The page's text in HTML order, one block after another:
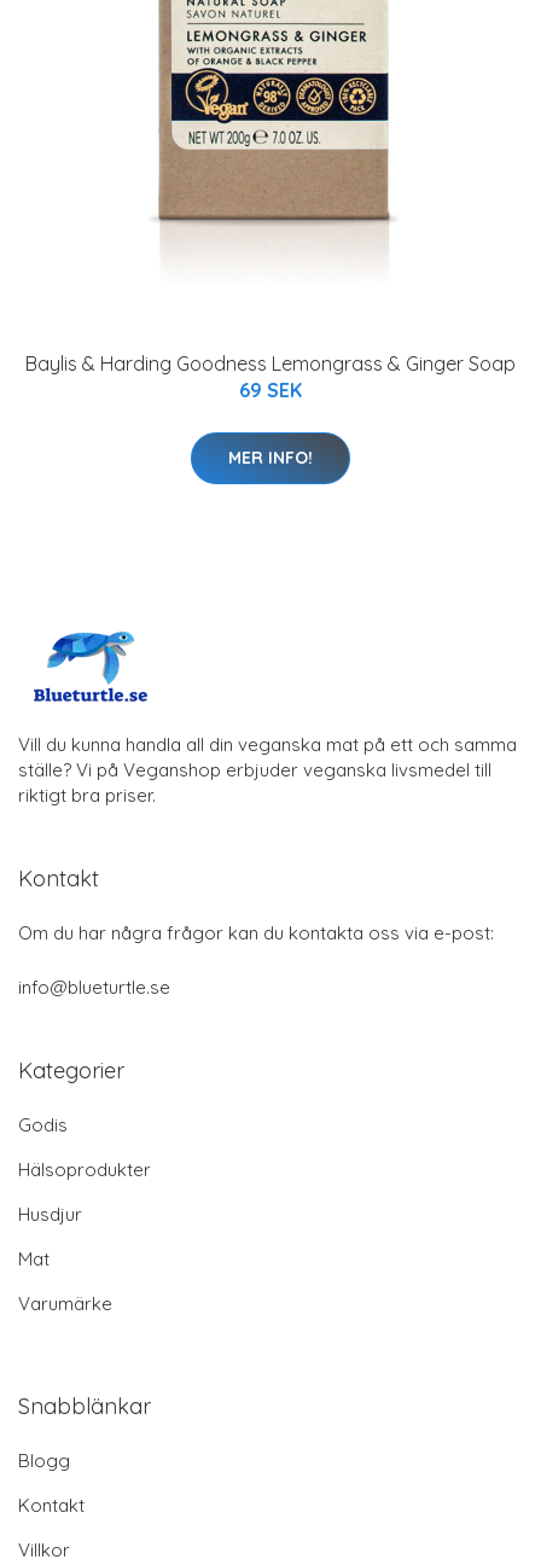
Baylis & Harding Goodness Lemongrass & Ginger Soap
69 SEK
MER INFO!
Vill du kunna handla all din veganska mat på ett och samma
ställe? Vi på Veganshop erbjuder veganska livsmedel till
riktigt bra priser.
Kontakt
Om du har några frågor kan du kontakta oss via e-post:
info@blueturtle.se
Kategorier
Godis
Hälsoprodukter
Husdjur
Mat
Varumärke
Snabblänkar
Blogg
Kontakt
Villkor